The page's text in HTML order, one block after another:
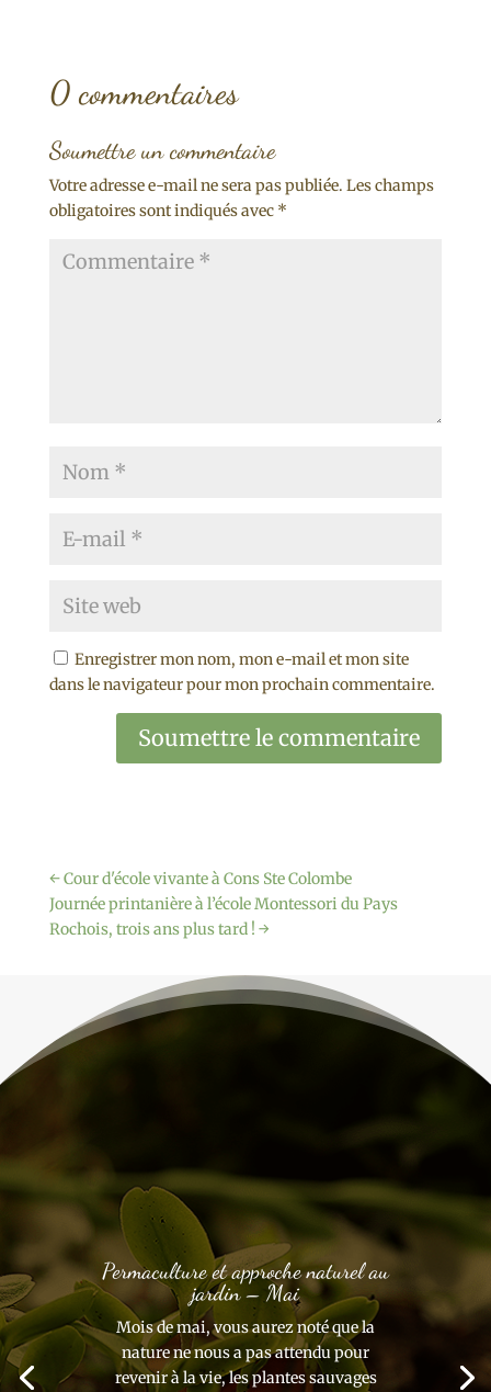
0 commentaires
Soumettre un commentaire
Votre adresse e-mail ne sera pas publiée. Les champs
obligatoires sont indiqués avec *
Enregistrer mon nom, mon e-mail et mon site
dans le navigateur pour mon prochain commentaire.
Soumettre le commentaire
←Cour d'école vivante à Cons Ste Colombe
Journée printanière à l’école Montessori du Pays
Rochois, trois ans plus tard ! →
Permaculture et approche naturel au
jardin – Mai
Mois de mai, vous aurez noté que la
nature ne nous a pas attendu pour
revenir à la vie, les plantes sauvages